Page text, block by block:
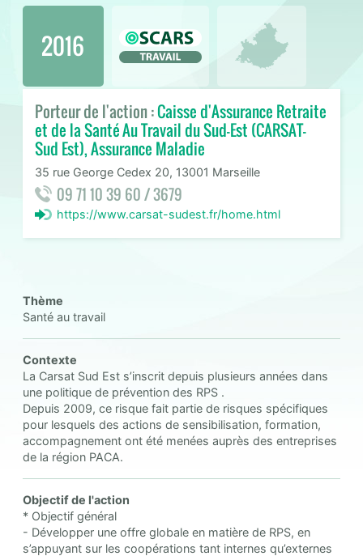
2016
Porteur de l'action :Caisse d'Assurance Retraite
et de la Santé Au Travail du Sud-Est (CARSAT-
Sud Est), Assurance Maladie
35 rue George Cedex 20, 13001 Marseille
09 71 10 39 60 / 3679
https://www.carsat-sudest.fr/home.html
Thème
Santé au travail
Contexte
La Carsat Sud Est s’inscrit depuis plusieurs années dans
une politique de prévention des RPS .
Depuis 2009, ce risque fait partie de risques spécifiques
pour lesquels des actions de sensibilisation, formation,
accompagnement ont été menées auprès des entreprises
de la région PACA.
Objectif de l'action
* Objectif général
- Développer une offre globale en matière de RPS, en
s’appuyant sur les coopérations tant internes qu’externes